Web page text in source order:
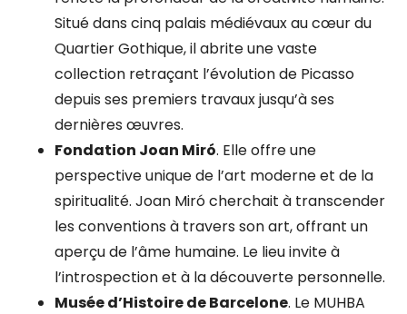
Situé dans cinq palais médiévaux au cœur du
Quartier Gothique, il abrite une vaste
collection retraçant l’évolution de Picasso
depuis ses premiers travaux jusqu’à ses
dernières œuvres.
Fondation Joan Miró. Elle offre une
perspective unique de l’art moderne et de la
spiritualité. Joan Miró cherchait à transcender
les conventions à travers son art, offrant un
aperçu de l’âme humaine. Le lieu invite à
l’introspection et à la découverte personnelle.
Musée d’Histoire de Barcelone. Le MUHBA